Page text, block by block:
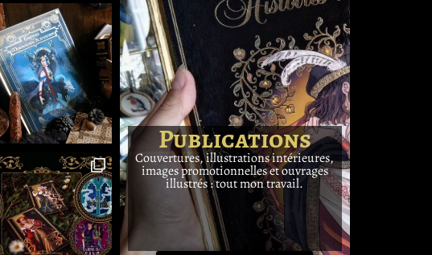
Publications
Couvertures, illustrations intérieures,
images promotionnelles et ouvrages
illustrés : tout mon travail.